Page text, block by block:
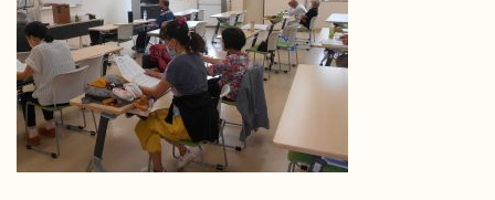
ス
キ
ッ
プ